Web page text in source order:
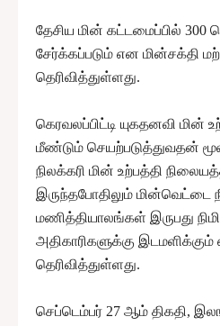
தேசிய மின் கட்டமைப்பில் 300
சேர்க்கப்படும் என மின்சக்தி
தெரிவித்துள்ளது.
கெரவலப்பிட்டி யுகதனவி மின்
மீண்டும் செயற்படுத்துவதன்
நிலக்கரி மின் உற்பத்தி
இருந்தபோதிலும் மின்வெட்டை
மணித்தியாலங்கள் இருபது
அதிகாரிகளுக்கு
தெரிவித்துள்ளது.
செப்டெம்பர் 27 ஆம் திகதி,